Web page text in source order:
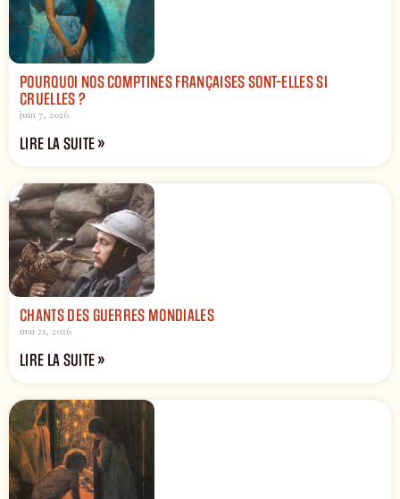
POURQUOI NOS COMPTINES FRANÇAISES SONT-ELLES SI
CRUELLES ?
juin 7, 2026
LIRE LA SUITE »
CHANTS DES GUERRES MONDIALES
mai 21, 2026
LIRE LA SUITE »